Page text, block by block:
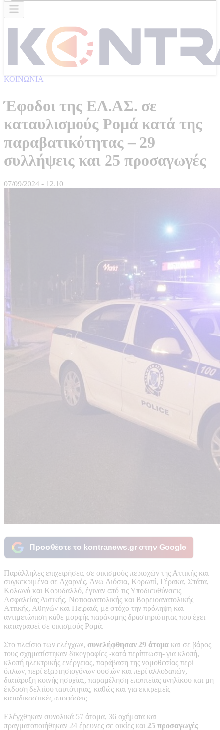
ΚΟΙΝΩΝΙΑ
Έφοδοι της ΕΛ.ΑΣ. σε
καταυλισμούς Ρομά κατά της
παραβατικότητας – 29
συλλήψεις και 25 προσαγωγές
07/09/2024 - 12:10
Προσθέστε το kontranews.gr στην Google
Παράλληλες επιχειρήσεις σε οικισμούς περιοχών της Αττικής και
συγκεκριμένα σε Αχαρνές, Άνω Λιόσια, Κορωπί, Γέρακα, Σπάτα,
Κολωνό και Κορυδαλλό, έγιναν από τις Υποδιευθύνσεις
Ασφαλείας Δυτικής, Νοτιοανατολικής και Βορειοανατολικής
Αττικής, Αθηνών και Πειραιά, με στόχο την πρόληψη και
αντιμετώπιση κάθε μορφής παράνομης δραστηριότητας που έχει
καταγραφεί σε οικισμούς Ρομά.
Στο πλαίσιο των ελέγχων, συνελήφθησαν 29 άτομα και σε βάρος
τους σχηματίστηκαν δικογραφίες -κατά περίπτωση- για κλοπή,
κλοπή ηλεκτρικής ενέργειας, παράβαση της νομοθεσίας περί
όπλων, περί εξαρτησιογόνων ουσιών και περί αλλοδαπών,
διατάραξη κοινής ησυχίας, παραμέληση εποπτείας ανηλίκου και μη
έκδοση δελτίου ταυτότητας, καθώς και για εκκρεμείς
καταδικαστικές αποφάσεις.
Ελέγχθηκαν συνολικά 57 άτομα, 36 οχήματα και
πραγματοποιήθηκαν 24 έρευνες σε οικίες και 25 προσαγωγές